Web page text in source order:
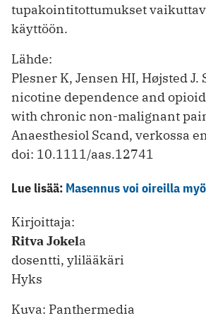
tupakointitottumukset
käyttöön.
Lähde:
Plesner K, Jensen HI, Højsted
nicotine dependence and
with chronic non-malignant
Anaesthesiol Scand, verkossa
doi: 10.1111/aas.12741
Lue lisää: Masennus voi oireilla
Kirjoittaja:
Ritva Jokela
dosentti, ylilääkäri
Hyks
Kuva: Panthermedia